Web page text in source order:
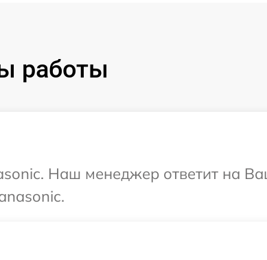
работы
Наш менеджер ответит на